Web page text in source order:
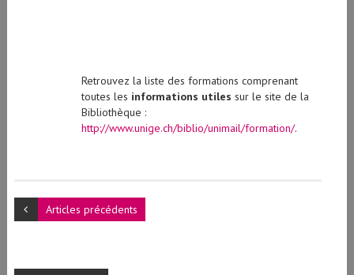
Retrouvez la liste des formations comprenant
toutes les informations utiles sur le site de la
Bibliothèque :
http://www.unige.ch/biblio/unimail/formation/.
Articles précédents